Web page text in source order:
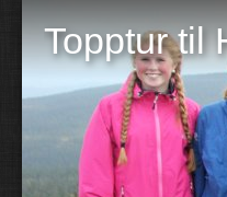
Topptur til